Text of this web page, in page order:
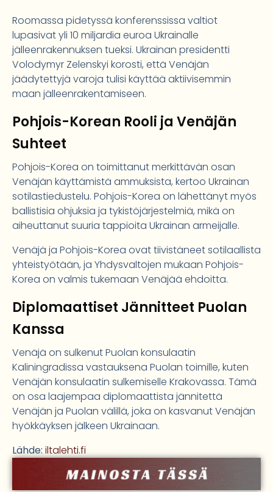
Roomassa pidetyssä konferenssissa valtiot
lupasivat yli 10 miljardia euroa Ukrainalle
jälleenrakennuksen tueksi. Ukrainan presidentti
Volodymyr Zelenskyi korosti, että Venäjän
jäädytettyjä varoja tulisi käyttää aktiivisemmin
maan jälleenrakentamiseen.
Pohjois-Korean Rooli ja Venäjän
Suhteet
Pohjois-Korea on toimittanut merkittävän osan
Venäjän käyttämistä ammuksista, kertoo Ukrainan
sotilastiedustelu. Pohjois-Korea on lähettänyt myös
ballistisia ohjuksia ja tykistöjärjestelmiä, mikä on
aiheuttanut suuria tappioita Ukrainan armeijalle.
Venäjä ja Pohjois-Korea ovat tiivistäneet sotilaallista
yhteistyötään, ja Yhdysvaltojen mukaan Pohjois-
Korea on valmis tukemaan Venäjää ehdoitta.
Diplomaattiset Jännitteet Puolan
Kanssa
Venäjä on sulkenut Puolan konsulaatin
Kaliningradissa vastauksena Puolan toimille, kuten
Venäjän konsulaatin sulkemiselle Krakovassa. Tämä
on osa laajempaa diplomaattista jännitettä
Venäjän ja Puolan välillä, joka on kasvanut Venäjän
hyökkäyksen jälkeen Ukrainaan.
Lähde: iltalehti.fi